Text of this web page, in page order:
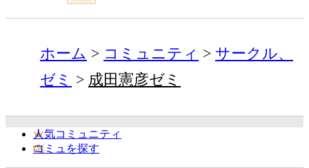
ホーム コミュニティ
サークル、
ゼミ
成田憲彦ゼミ
人気コミュニティ
コミュを探す